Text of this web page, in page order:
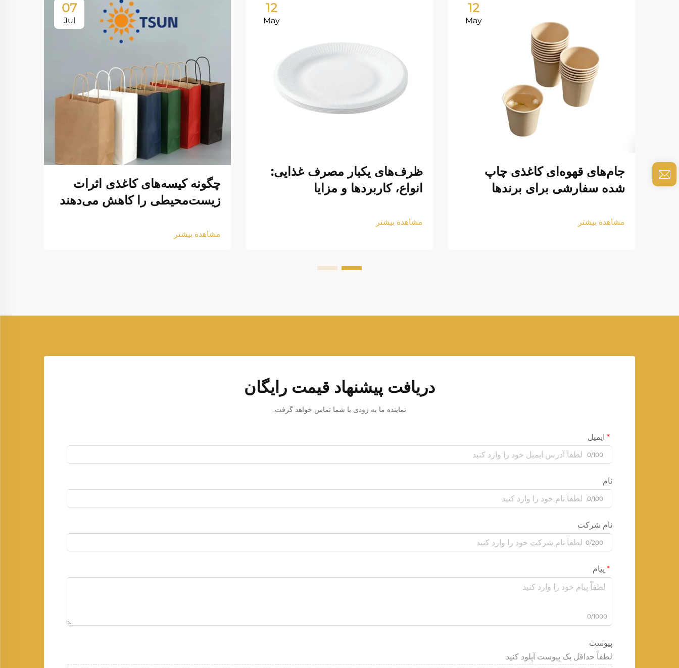
12
May
جام‌های قهوه‌ای کاغذی چاپ
شده سفارشی برای برندها
مشاهده بیشتر
12
May
ظرف‌های یکبار مصرف غذایی:
انواع، کاربردها و مزایا
مشاهده بیشتر
07
Jul
چگونه کیسه‌های کاغذی اثرات
زیست‌محیطی را کاهش می‌دهند
مشاهده بیشتر
دریافت پیشنهاد قیمت رایگان
نماینده ما به زودی با شما تماس خواهد گرفت.
ایمیل
0/100
نام
0/100
نام شرکت
0/200
پیام
0/1000
پیوست
لطفاً حداقل یک پیوست آپلود کنید